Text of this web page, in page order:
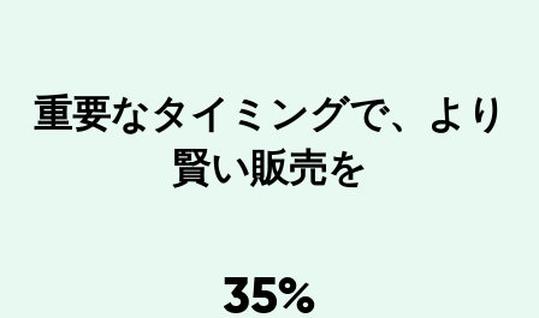
重要なタイミングで、より
賢い販売を
35%